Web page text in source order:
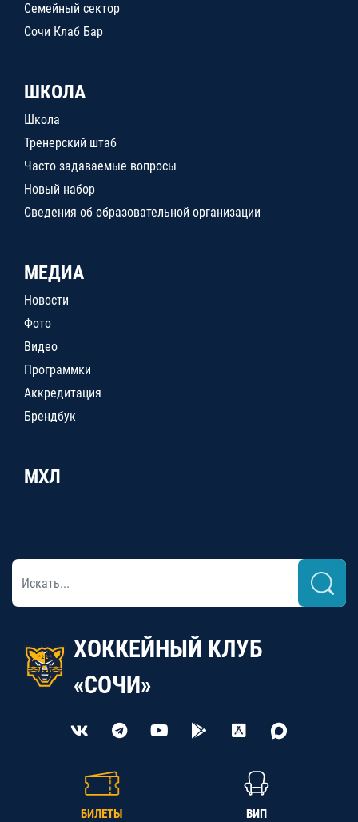
Семейный сектор
Сочи Клаб Бар
ШКОЛА
Школа
Тренерский штаб
Часто задаваемые вопросы
Новый набор
Сведения об образовательной организации
МЕДИА
Новости
Фото
Видео
Программки
Аккредитация
Брендбук
МХЛ
ХОККЕЙНЫЙ КЛУБ
«СОЧИ»
БИЛЕТЫ ВИП